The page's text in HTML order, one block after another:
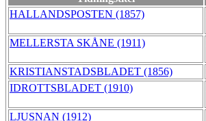
HALLANDSPOSTEN (1857)
MELLERSTA SKÅNE (1911)
KRISTIANSTADSBLADET (1856)
IDROTTSBLADET (1910)
LJUSNAN (1912)